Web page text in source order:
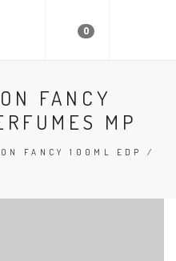
0
FANCY
MP
FANCY 100ML EDP /